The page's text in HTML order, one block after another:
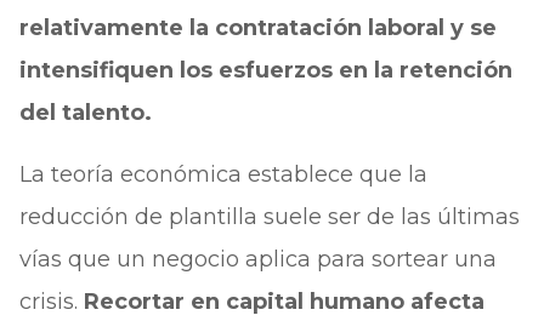
relativamente la contratación laboral y se
intensifiquen los esfuerzos en la retención
del talento.
La teoría económica establece que la
reducción de plantilla suele ser de las últimas
vías que un negocio aplica para sortear una
crisis. Recortar en capital humano afecta